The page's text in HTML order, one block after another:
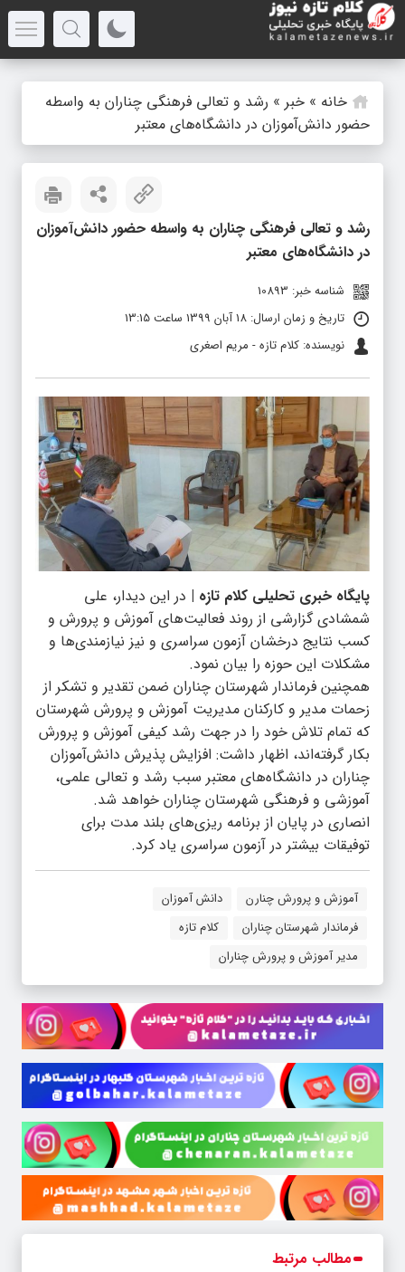
خانه » خبر » رشد و تعالی فرهنگی چناران به واسطه
حضور دانش‌آموزان در دانشگاه‌های معتبر
رشد و تعالی فرهنگی چناران به واسطه حضور دانش‌آموزان
در دانشگاه‌های معتبر
شناسه خبر: 10893
تاریخ و زمان ارسال: 18 آبان 1399 ساعت 13:15
نویسنده: کلام تازه - مریم اصغری
پایگاه خبری تحلیلی کلام تازه | در این دیدار، علی
شمشادی گزارشی از روند فعالیت‌های آموزش و پرورش و
کسب نتایج درخشان آزمون سراسری و نیز نیازمندی‌ها و
مشکلات این حوزه را بیان نمود.
همچنین فرماندار شهرستان چناران ضمن تقدیر و تشکر از
زحمات مدیر و کارکنان مدیریت آموزش و پرورش شهرستان
که تمام تلاش خود را در جهت رشد کیفی آموزش و پرورش
بکار گرفته‌اند، اظهار داشت: افزایش پذیرش دانش‌آموزان
چناران در دانشگاه‌های معتبر سبب رشد و تعالی علمی،
آموزشی و فرهنگی شهرستان چناران خواهد شد.
انصاری در پایان از برنامه ریزی‌های بلند مدت برای
توفیقات بیشتر در آزمون سراسری یاد کرد.
آموزش و پرورش چنارن
دانش آموزان
فرماندار شهرستان چناران
کلام تازه
مدیر آموزش و پرورش چناران
مطالب مرتبط